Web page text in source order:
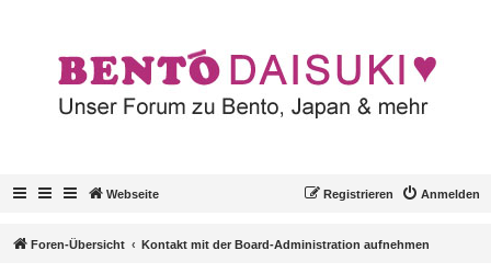
Webseite Anmelden
Registrieren
Foren-Übersicht Kontakt mit der Board-Administration aufnehmen